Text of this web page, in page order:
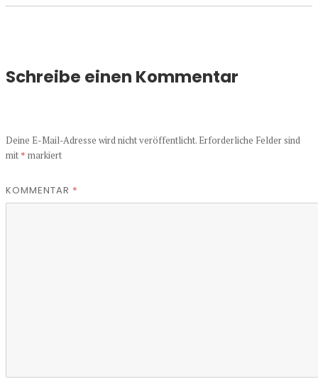
Schreibe einen Kommentar
Deine E-Mail-Adresse wird nicht veröffentlicht. Erforderliche Felder sind
mit * markiert
KOMMENTAR *